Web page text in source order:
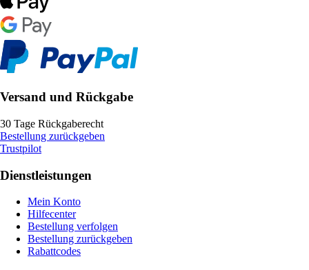
Versand und Rückgabe
30 Tage Rückgaberecht
Bestellung zurückgeben
Trustpilot
Dienstleistungen
Mein Konto
Hilfecenter
Bestellung verfolgen
Bestellung zurückgeben
Rabattcodes